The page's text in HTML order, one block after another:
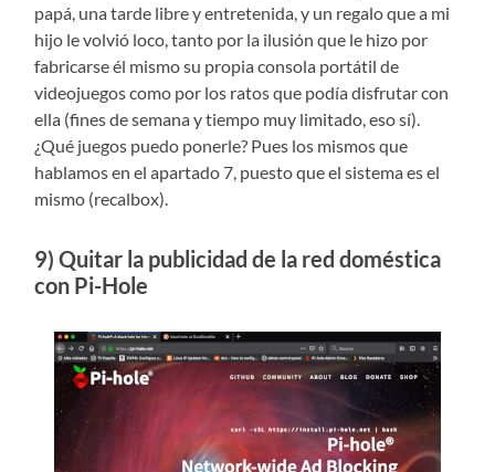
papá, una tarde libre y entretenida, y un regalo que a mi
hijo le volvió loco, tanto por la ilusión que le hizo por
fabricarse él mismo su propia consola portátil de
videojuegos como por los ratos que podía disfrutar con
ella (fines de semana y tiempo muy limitado, eso sí).
¿Qué juegos puedo ponerle? Pues los mismos que
hablamos en el apartado 7, puesto que el sistema es el
mismo (recalbox).
9) Quitar la publicidad de la red doméstica
con Pi-Hole